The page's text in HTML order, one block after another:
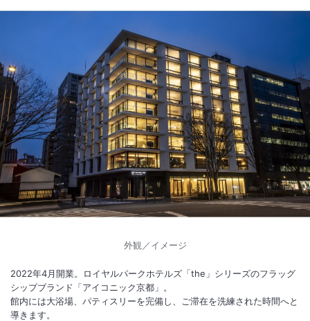
1 / 10
外観
烏丸御池駅から徒歩約2分。館内には大浴場、パティスリーを完備し、
大浴場あり 駅徒歩5分
外観／イメージ
2022年4月開業。ロイヤルパークホテルズ「the」シリーズのフラッグ
シップブランド「アイコニック京都」。
館内には大浴場、パティスリーを完備し、ご滞在を洗練された時間へと
導きます。